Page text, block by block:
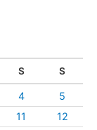
S S
4
5
11 12